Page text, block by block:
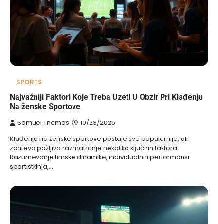
SPORTS
Najvažniji Faktori Koje Treba Uzeti U Obzir Pri Klađenju
Na ženske Sportove
Samuel Thomas 10/23/2025
Klađenje na ženske sportove postaje sve popularnije, ali
zahteva pažljivo razmatranje nekoliko ključnih faktora.
Razumevanje timske dinamike, individualnih performansi
sportistkinja,…